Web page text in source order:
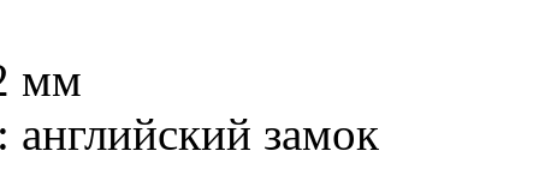
мм
английский замок